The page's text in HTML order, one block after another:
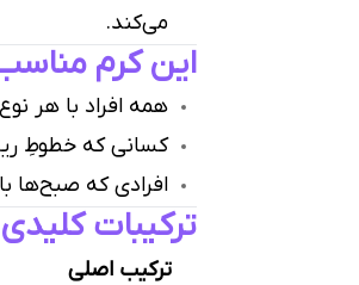
می‌کند.
این کرم
همه افراد با هر
کسانی که خطوطِ
افرادی که صبح‌ها
ترکیبات
ترکیب اصلی